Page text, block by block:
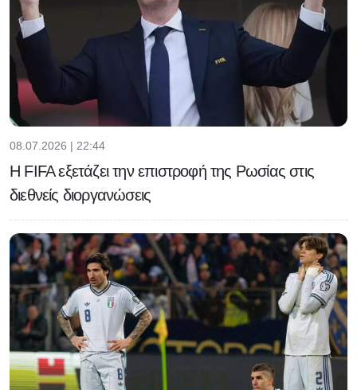
08.07.2026 | 22:44
Η FIFA εξετάζει την επιστροφή της Ρωσίας στις
διεθνείς διοργανώσεις